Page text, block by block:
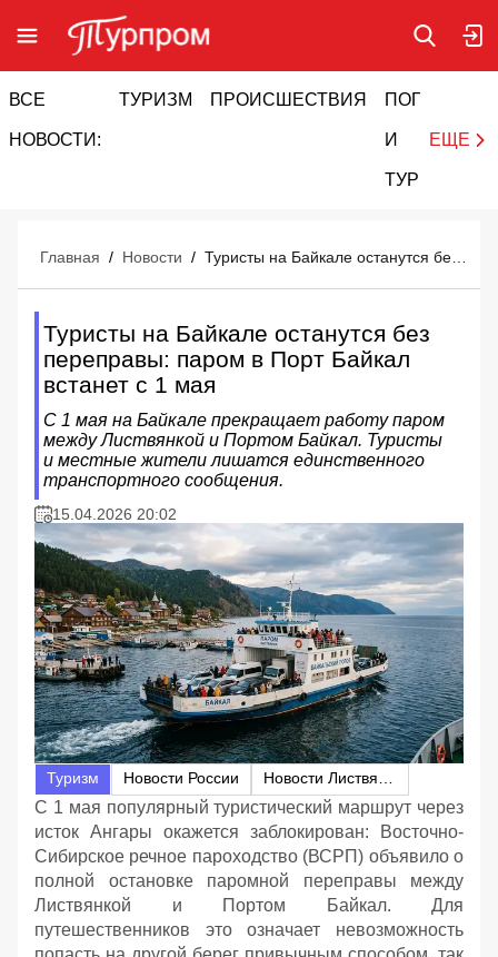
ВСЕ
НОВОСТИ:
ТУРИЗМ ПРОИСШЕСТВИЯ ПОГОДА
И
ТУРИЗМ
ЕЩЕ
Главная / Новости /
Туристы на Байкале останутся без
переправы: паром в Порт Байкал
встанет с 1 мая
С 1 мая на Байкале прекращает работу паром
между Листвянкой и Портом Байкал. Туристы
и местные жители лишатся единственного
транспортного сообщения.
15.04.2026 20:02
Туризм Новости России
С 1 мая популярный туристический маршрут через
исток Ангары окажется заблокирован: Восточно-
Сибирское речное пароходство (ВСРП) объявило о
полной остановке паромной переправы между
Листвянкой и Портом Байкал. Для
путешественников это означает невозможность